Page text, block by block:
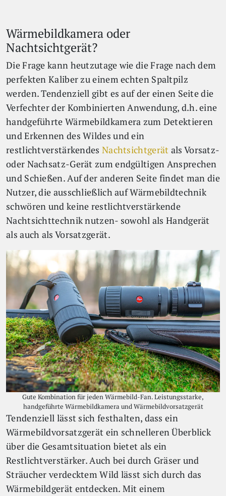
Wärmebildkamera oder
Nachtsichtgerät?
Die Frage kann heutzutage wie die Frage nach dem
perfekten Kaliber zu einem echten Spaltpilz
werden. Tendenziell gibt es auf der einen Seite die
Verfechter der Kombinierten Anwendung, d.h. eine
handgeführte Wärmebildkamera zum Detektieren
und Erkennen des Wildes und ein
restlichtverstärkendes Nachtsichtgerät als Vorsatz-
oder Nachsatz-Gerät zum endgültigen Ansprechen
und Schießen. Auf der anderen Seite findet man die
Nutzer, die ausschließlich auf Wärmebildtechnik
schwören und keine restlichtverstärkende
Nachtsichttechnik nutzen- sowohl als Handgerät
als auch als Vorsatzgerät.
Gute Kombination für jeden Wärmebild-Fan. Leistungsstarke,
handgeführte Wärmebildkamera und Wärmebildvorsatzgerät
Tendenziell lässt sich festhalten, dass ein
Wärmebildvorsatzgerät ein schnelleren Überblick
über die Gesamtsituation bietet als ein
Restlichtverstärker. Auch bei durch Gräser und
Sträucher verdecktem Wild lässt sich durch das
Wärmebildgerät entdecken. Mit einem